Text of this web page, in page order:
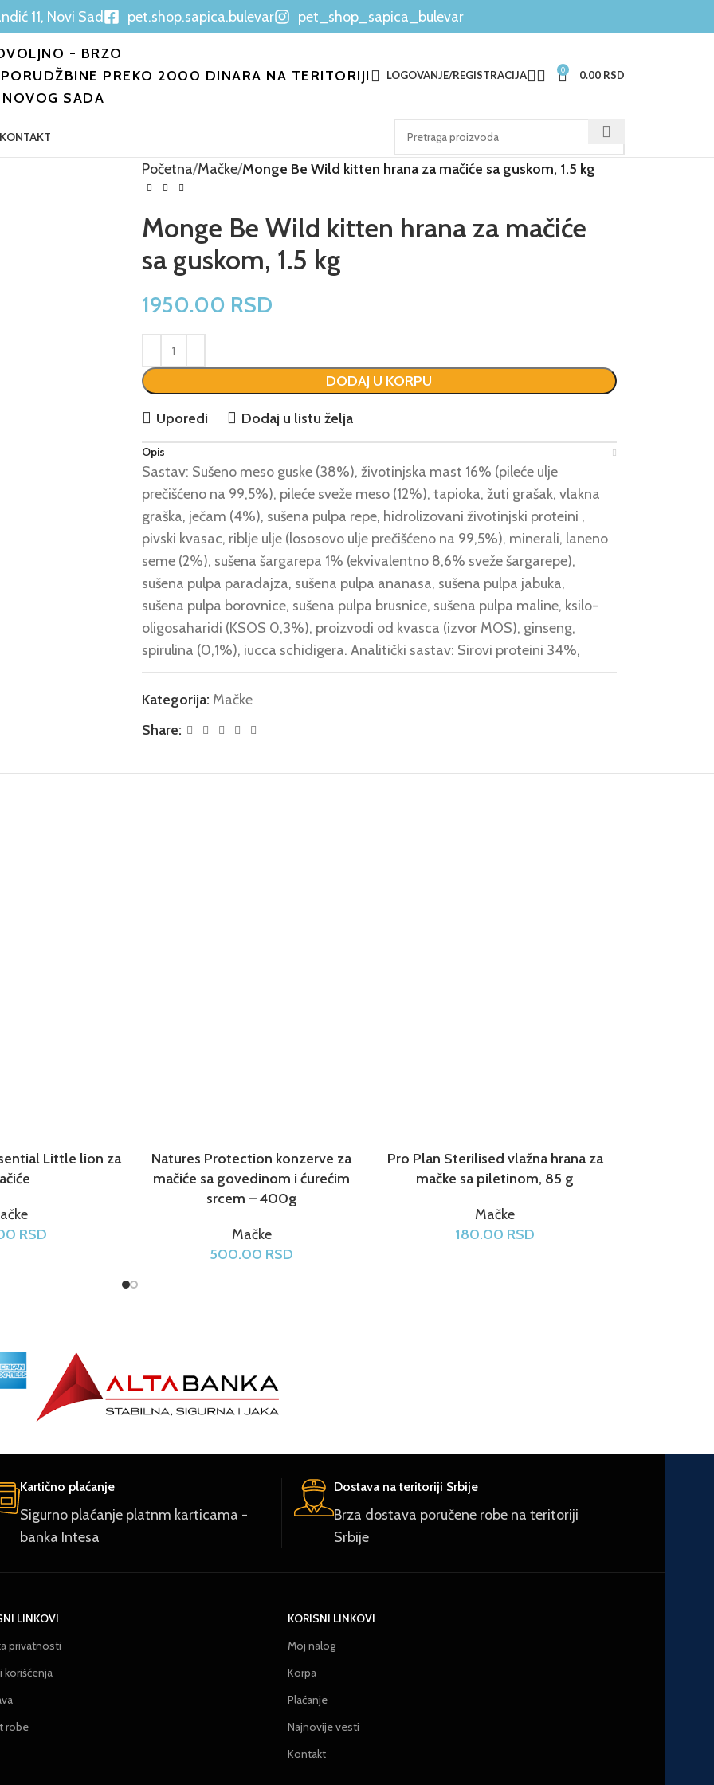
11, Novi Sad pet.shop.sapica.bulevar pet_shop_sapica_bulevar
- BRZO
PREKO 2000 DINARA NA TERITORIJI
NOVOG SADA
LOGOVANJE/REGISTRACIJA 0 0.00 RSD
KONTAKT
Početna Mačke Monge Be Wild kitten hrana za mačiće sa guskom, 1.5 kg
Monge Be Wild kitten hrana za mačiće
sa guskom, 1.5 kg
1950.00 RSD
DODAJ U KORPU
Uporedi Dodaj u listu želja
Opis
Sastav: Sušeno meso guske (38%), životinjska mast 16% (pileće ulje
prečišćeno na 99,5%), pileće sveže meso (12%), tapioka, žuti grašak, vlakna
graška, ječam (4%), sušena pulpa repe, hidrolizovani životinjski proteini ,
pivski kvasac, riblje ulje (lososovo ulje prečišćeno na 99,5%), minerali, laneno
seme (2%), sušena šargarepa 1% (ekvivalentno 8,6% sveže šargarepe),
sušena pulpa paradajza, sušena pulpa ananasa, sušena pulpa jabuka,
sušena pulpa borovnice, sušena pulpa brusnice, sušena pulpa maline, ksilo-
oligosaharidi (KSOS 0,3%), proizvodi od kvasca (izvor MOS), ginseng,
spirulina (0,1%), iucca schidigera. Analitički sastav: Sirovi proteini 34%,
sirova vlakna 6,5%, sirova masnoća 17%,
Kategorija: Mačke
Share:
Little lion za
RSD
Natures Protection konzerve za
mačiće sa govedinom i ćurećim
srcem – 400g
Mačke
500.00 RSD
Pro Plan Sterilised vlažna hrana za
mačke sa piletinom, 85 g
Mačke
180.00 RSD
Kartično plaćanje
Sigurno plaćanje platnm karticama -
banka Intesa
Dostava na teritoriji Srbije
Brza dostava poručene robe na teritoriji
Srbije
LINKOVI
privatnosti
korišćenja
robe
KORISNI LINKOVI
Moj nalog
Korpa
Plaćanje
Najnovije vesti
Kontakt